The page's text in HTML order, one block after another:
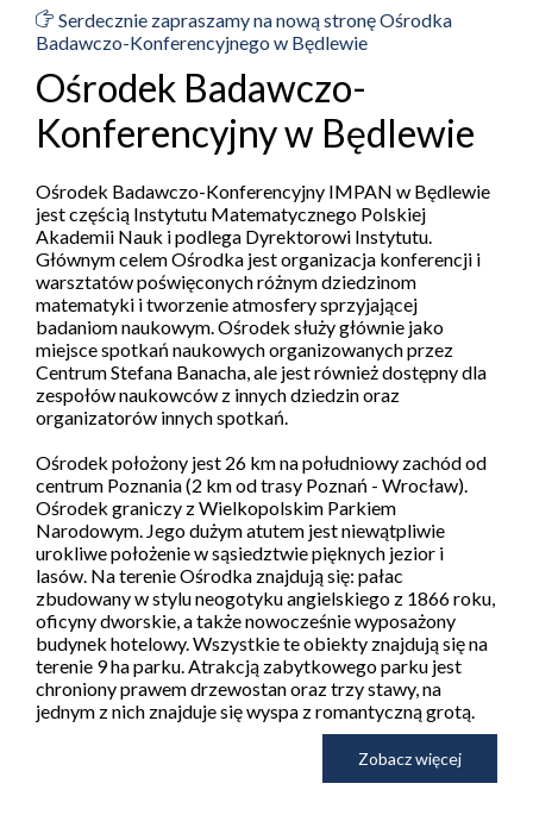
Serdecznie zapraszamy na nową stronę Ośrodka
Badawczo-Konferencyjnego w Będlewie
Ośrodek Badawczo-
Konferencyjny w Będlewie
Ośrodek Badawczo-Konferencyjny IMPAN w Będlewie
jest częścią Instytutu Matematycznego Polskiej
Akademii Nauk i podlega Dyrektorowi Instytutu.
Głównym celem Ośrodka jest organizacja konferencji i
warsztatów poświęconych różnym dziedzinom
matematyki i tworzenie atmosfery sprzyjającej
badaniom naukowym. Ośrodek służy głównie jako
miejsce spotkań naukowych organizowanych przez
Centrum Stefana Banacha, ale jest również dostępny dla
zespołów naukowców z innych dziedzin oraz
organizatorów innych spotkań.
Ośrodek położony jest 26 km na południowy zachód od
centrum Poznania (2 km od trasy Poznań - Wrocław).
Ośrodek graniczy z Wielkopolskim Parkiem
Narodowym. Jego dużym atutem jest niewątpliwie
urokliwe położenie w sąsiedztwie pięknych jezior i
lasów. Na terenie Ośrodka znajdują się: pałac
zbudowany w stylu neogotyku angielskiego z 1866 roku,
oficyny dworskie, a także nowocześnie wyposażony
budynek hotelowy. Wszystkie te obiekty znajdują się na
terenie 9 ha parku. Atrakcją zabytkowego parku jest
chroniony prawem drzewostan oraz trzy stawy, na
jednym z nich znajduje się wyspa z romantyczną grotą.
Zobacz więcej